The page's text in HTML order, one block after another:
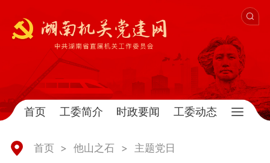
首页 工委简介 时政要闻 工委动态
首页 > 他山之石 > 主题党日